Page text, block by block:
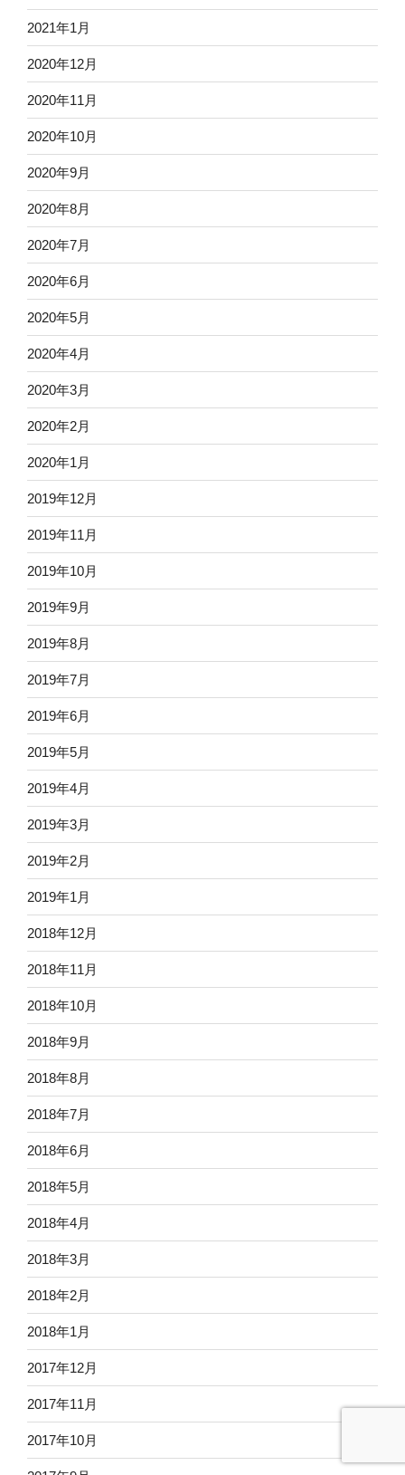
2021年1月
2020年12月
2020年11月
2020年10月
2020年9月
2020年8月
2020年7月
2020年6月
2020年5月
2020年4月
2020年3月
2020年2月
2020年1月
2019年12月
2019年11月
2019年10月
2019年9月
2019年8月
2019年7月
2019年6月
2019年5月
2019年4月
2019年3月
2019年2月
2019年1月
2018年12月
2018年11月
2018年10月
2018年9月
2018年8月
2018年7月
2018年6月
2018年5月
2018年4月
2018年3月
2018年2月
2018年1月
2017年12月
2017年11月
2017年10月